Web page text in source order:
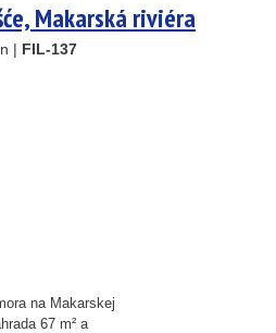
Makarská riviéra
| FIL-137
na Makarskej
67 m² a